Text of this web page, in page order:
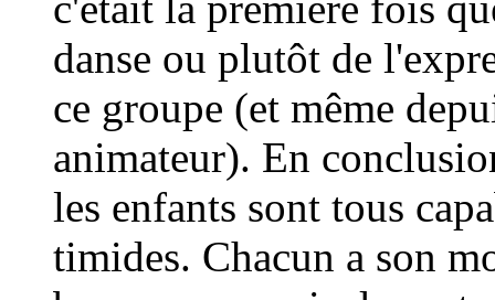
danse ou plutôt de
ce groupe (et même
animateur). En
les enfants sont tous
timides. Chacun a son